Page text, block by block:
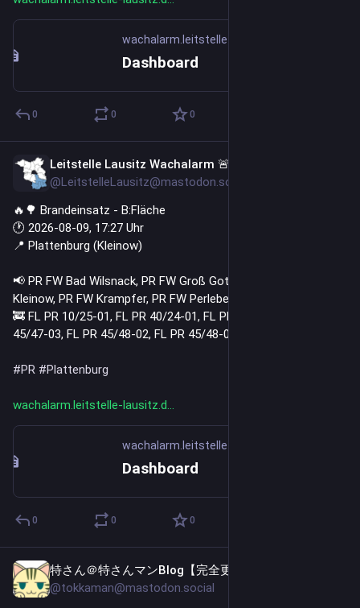
wachalarm.leitstelle-lausitz.de
Dashboard
0 0 0
Leitstelle Lausitz Wachalarm 🚨
@LeitstelleLausitz@mastodon.social
🔥🌳 Brandeinsatz - B:Fläche
🕐 2026-08-09, 17:27 Uhr
📍 Plattenburg (Kleinow)
📢 PR FW Bad Wilsnack, PR FW Groß Gottschow, PR FW
Kleinow, PR FW Krampfer, PR FW Perleberg, PR FW Uenze
🚒 FL PR 10/25-01, FL PR 40/24-01, FL PR 45/41-02, FL PR
45/47-03, FL PR 45/48-02, FL PR 45/48-04
#PR #Plattenburg
wachalarm.leitstelle-lausitz.d
wachalarm.leitstelle-lausitz.de
Dashboard
0 0 0
特さん＠特さんマンBlog【完全更新通知用】
@tokkaman@mastodon.social